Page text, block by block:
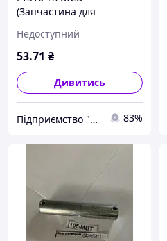
(Запчастина для
HP-20, HP-25, HP-30, TX-20,
TX-25, TX-30)
Недоступний
53.71 ₴
Дивитись
Підприємство "Стандарт" 83%